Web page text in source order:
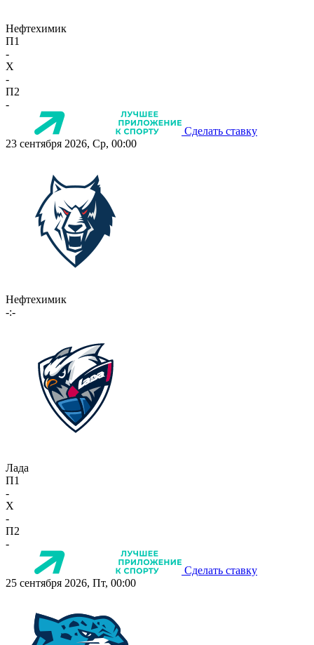
Нефтехимик
П1
-
X
-
П2
-
Сделать ставку
23 сентября 2026, Ср, 00:00
Нефтехимик
-:-
Лада
П1
-
X
-
П2
-
Сделать ставку
25 сентября 2026, Пт, 00:00